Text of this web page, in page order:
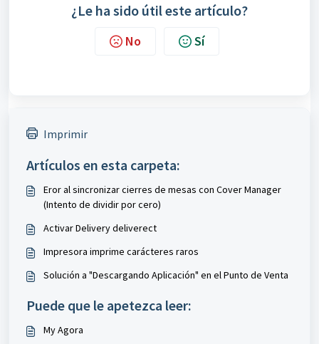
¿Le ha sido útil este artículo?
No Sí
Imprimir
Artículos en esta carpeta:
Eror al sincronizar cierres de mesas con Cover Manager
(Intento de dividir por cero)
Activar Delivery deliverect
Impresora imprime carácteres raros
Solución a "Descargando Aplicación" en el Punto de Venta
Puede que le apetezca leer:
My Agora